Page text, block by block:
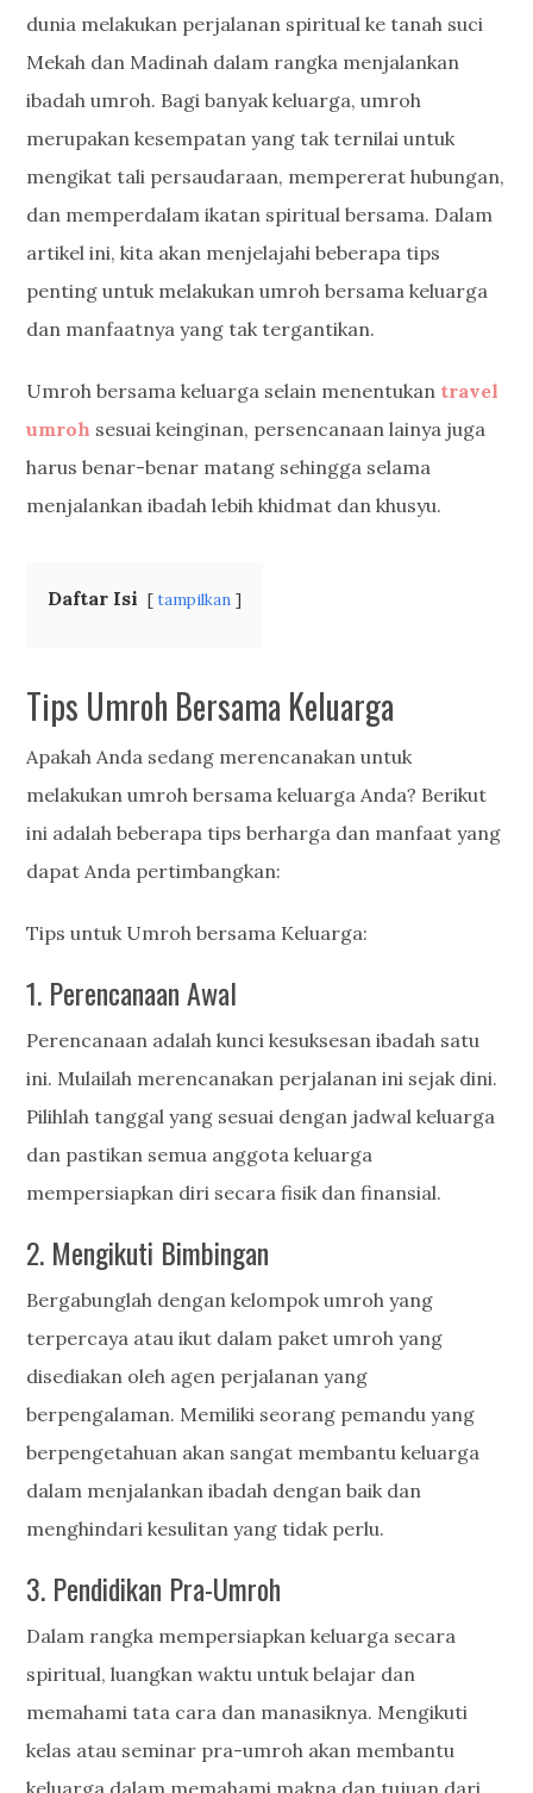
dunia melakukan perjalanan spiritual ke tanah suci
Mekah dan Madinah dalam rangka menjalankan
ibadah umroh. Bagi banyak keluarga, umroh
merupakan kesempatan yang tak ternilai untuk
mengikat tali persaudaraan, mempererat hubungan,
dan memperdalam ikatan spiritual bersama. Dalam
artikel ini, kita akan menjelajahi beberapa tips
penting untuk melakukan umroh bersama keluarga
dan manfaatnya yang tak tergantikan.
Umroh bersama keluarga selain menentukan travel
umroh sesuai keinginan, persencanaan lainya juga
harus benar-benar matang sehingga selama
menjalankan ibadah lebih khidmat dan khusyu.
Daftar Isi tampilkan
Tips Umroh Bersama Keluarga
Apakah Anda sedang merencanakan untuk
melakukan umroh bersama keluarga Anda? Berikut
ini adalah beberapa tips berharga dan manfaat yang
dapat Anda pertimbangkan:
Tips untuk Umroh bersama Keluarga:
1. Perencanaan Awal
Perencanaan adalah kunci kesuksesan ibadah satu
ini. Mulailah merencanakan perjalanan ini sejak dini.
Pilihlah tanggal yang sesuai dengan jadwal keluarga
dan pastikan semua anggota keluarga
mempersiapkan diri secara fisik dan finansial.
2. Mengikuti Bimbingan
Bergabunglah dengan kelompok umroh yang
terpercaya atau ikut dalam paket umroh yang
disediakan oleh agen perjalanan yang
berpengalaman. Memiliki seorang pemandu yang
berpengetahuan akan sangat membantu keluarga
dalam menjalankan ibadah dengan baik dan
menghindari kesulitan yang tidak perlu.
3. Pendidikan Pra-Umroh
Dalam rangka mempersiapkan keluarga secara
spiritual, luangkan waktu untuk belajar dan
memahami tata cara dan manasiknya. Mengikuti
kelas atau seminar pra-umroh akan membantu
keluarga dalam memahami makna dan tujuan dari